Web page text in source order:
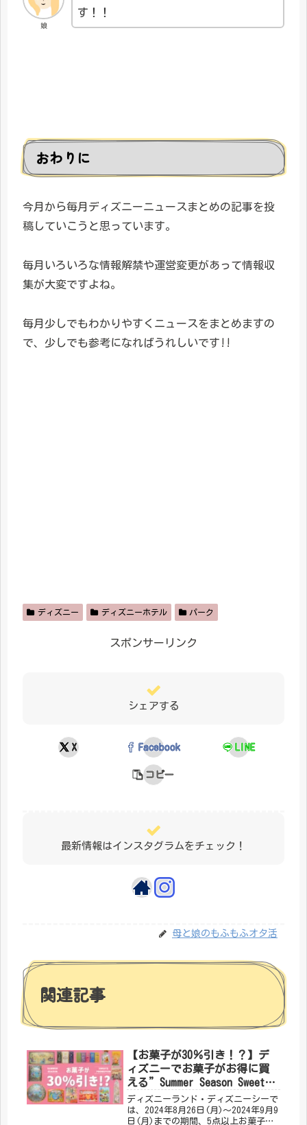
娘
す！！
おわりに
今月から毎月ディズニーニュースまとめの記事を投
稿していこうと思っています。
毎月いろいろな情報解禁や運営変更があって情報収
集が大変ですよね。
毎月少しでもわかりやすくニュースをまとめますの
で、少しでも参考になればうれしいです!!
ディズニー ディズニーホテル パーク
スポンサーリンク
シェアする
X Facebook LINE
コピー
最新情報はインスタグラムをチェック！
母と娘のもふもふオタ活
関連記事
【お菓子が30％引き！？】デ
ィズニーでお菓子がお得に買
える”Summer Season Sweets
Promotion”購入品紹介
ディズニーランド・ディズニーシーで
は、2024年8月26日(月)～2024年9月9
日(月)までの期間、5点以上お菓子を